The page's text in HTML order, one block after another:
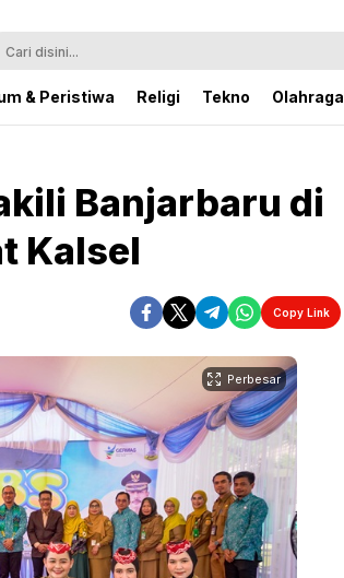
& Peristiwa Religi Tekno Olahraga
Banjarbaru di
Kalsel
Copy Link
Perbesar